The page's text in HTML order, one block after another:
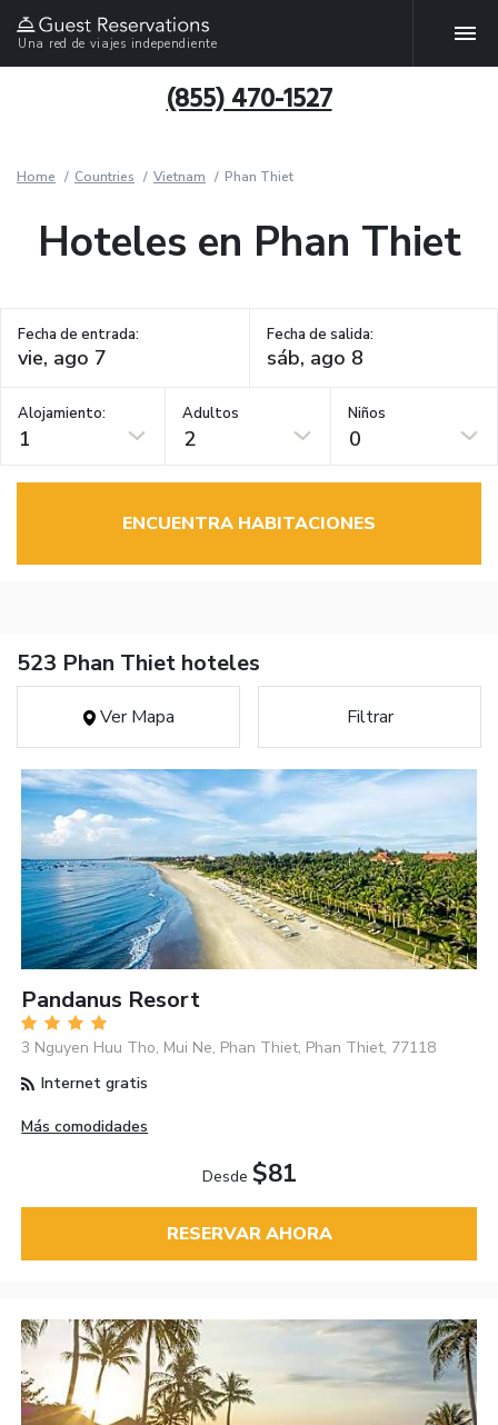
Una red de viajes independiente
(855) 470-1527
Home Countries Vietnam Phan Thiet
Hoteles en Phan Thiet
Fecha de entrada: Fecha de salida:
Alojamiento:
1
Adultos
2
Niños
0
ENCUENTRA HABITACIONES
523 Phan Thiet hoteles
Ver Mapa Filtrar
Pandanus Resort
3 Nguyen Huu Tho, Mui Ne, Phan Thiet, Phan Thiet, 77118
Internet gratis
Más comodidades
Desde $81
RESERVAR AHORA